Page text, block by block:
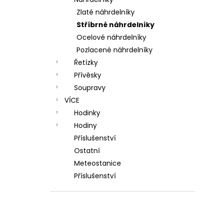
Zlaté náhrdelníky
Stříbrné náhrdelníky
Ocelové náhrdelníky
Pozlacené náhrdelníky
Řetízky
Přívěsky
Soupravy
VÍCE
Hodinky
Hodiny
Příslušenství
Ostatní
Meteostanice
Příslušenství